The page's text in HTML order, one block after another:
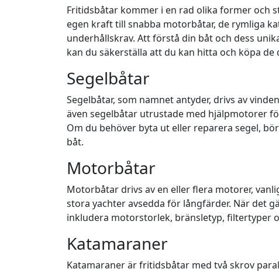
Fritidsbåtar kommer i en rad olika former och
egen kraft till snabba motorbåtar, de rymliga
underhållskrav. Att förstå din båt och dess
kan du säkerställa att du kan hitta och köpa
Segelbåtar
Segelbåtar, som namnet antyder, drivs av
även segelbåtar utrustade med hjälpmotorer
Om du behöver byta ut eller reparera segel,
båt.
Motorbåtar
Motorbåtar drivs av en eller flera motorer,
stora yachter avsedda för långfärder. När det
inkludera motorstorlek, bränsletyp, filtertyper
Katamaraner
Katamaraner är fritidsbåtar med två skrov